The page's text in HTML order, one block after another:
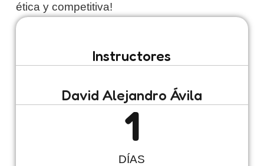
ética y competitiva!
Instructores
David Alejandro Ávila
DÍAS
1